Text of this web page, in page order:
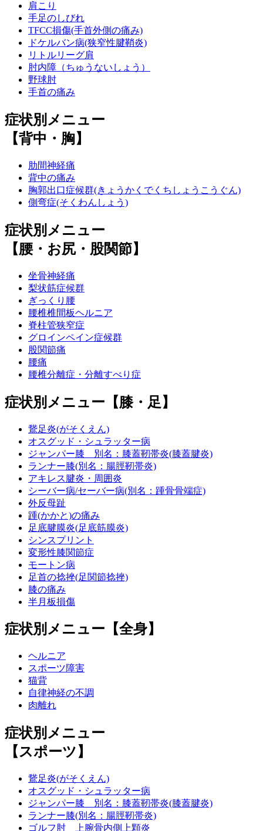
肩こり
手足のしびれ
TFCC損傷(手首外側の痛み)
ドケルバン病(狭窄性腱鞘炎)
リトルリーグ肩
肘内障（ちゅうないしょう）
野球肘
手首の痛み
症状別メニュー
【背中・胸】
肋間神経痛
背中の痛み
胸郭出口症候群(きょうかくでくちしょうこうぐん)
側弯症(そくわんしょう)
症状別メニュー
【腰・お尻・股関節】
坐骨神経痛
梨状筋症候群
ぎっくり腰
腰椎椎間板ヘルニア
脊柱管狭窄症
グロインペイン症候群
股関節痛
腰痛
腰椎分離症・分離すべり症
症状別メニュー【膝・足】
鵞足炎(がそくえん)
オスグッド・シュラッター病
ジャンパー膝 別名：膝蓋靭帯炎(膝蓋腱炎)
ランナー膝(別名：腸脛靭帯炎)
アキレス腱炎・周囲炎
シーバー病/セーバー病(別名：踵骨骨端症)
外反母趾
踵(かかと)の痛み
足底腱膜炎(足底筋膜炎)
シンスプリント
変形性膝関節症
モートン病
足首の捻挫(足関節捻挫)
膝の痛み
半月板損傷
症状別メニュー【全身】
ヘルニア
スポーツ障害
猫背
自律神経の不調
肉離れ
症状別メニュー
【スポーツ】
鵞足炎(がそくえん)
オスグッド・シュラッター病
ジャンパー膝 別名：膝蓋靭帯炎(膝蓋腱炎)
ランナー膝(別名：腸脛靭帯炎)
ゴルフ肘 上腕骨内側上顆炎